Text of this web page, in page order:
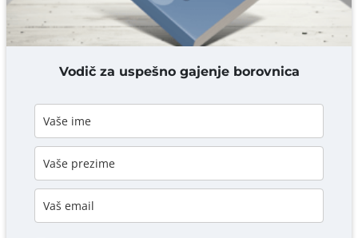
DODAJ KOMENTAR
Vodič za uspešno gajenje borovnica